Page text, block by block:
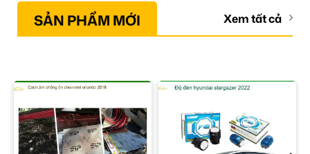
SẢN PHẨM MỚI Xem tất cả